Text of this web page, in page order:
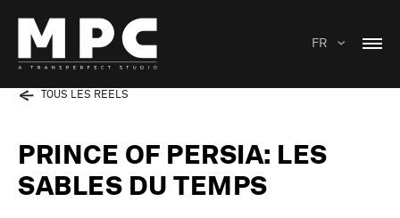
FR
TOUS LES REELS
PRINCE OF PERSIA: LES
SABLES DU TEMPS